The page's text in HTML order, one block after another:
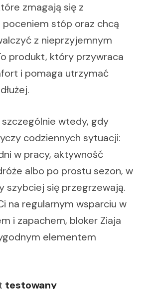
zmagają się z
stóp oraz chcą
z nieprzyjemnym
produkt, który przywraca
i pomaga utrzymać
szczególnie wtedy, gdy
codziennych sytuacji:
w pracy, aktywność
albo po prostu sezon, w
szybciej się przegrzewają.
na regularnym wsparciu w
i zapachem, bloker Ziaja
elementem
testowany